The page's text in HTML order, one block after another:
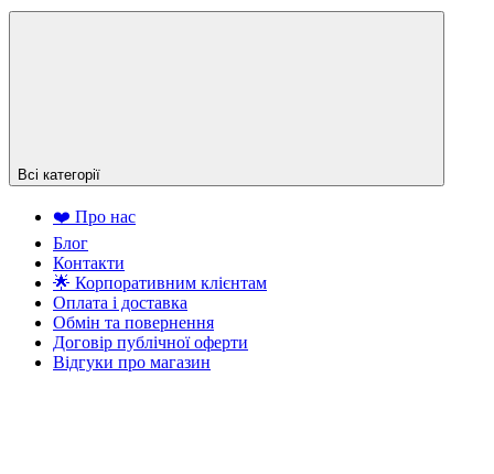
Всі категорії
❤️ Про нас
Блог
Контакти
🌟 Корпоративним клієнтам
Оплата і доставка
Обмін та повернення
Договір публічної оферти
Відгуки про магазин